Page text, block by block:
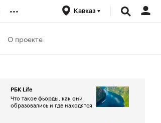
... Кавказ
О проекте
РБК Life
Что такое фьорды, как они
образовались и где находятся